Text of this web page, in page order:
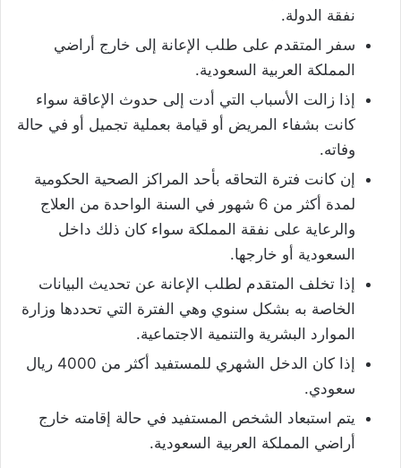
نفقة الدولة.
سفر المتقدم على طلب الإعانة إلى خارج أراضي
المملكة العربية السعودية.
إذا زالت الأسباب التي أدت إلى حدوث الإعاقة سواء
كانت بشفاء المريض أو قيامة بعملية تجميل أو في حالة
وفاته.
إن كانت فترة التحاقه بأحد المراكز الصحية الحكومية
لمدة أكثر من 6 شهور في السنة الواحدة من العلاج
والرعاية على نفقة المملكة سواء كان ذلك داخل
السعودية أو خارجها.
إذا تخلف المتقدم لطلب الإعانة عن تحديث البيانات
الخاصة به بشكل سنوي وهي الفترة التي تحددها وزارة
الموارد البشرية والتنمية الاجتماعية.
إذا كان الدخل الشهري للمستفيد أكثر من 4000 ريال
سعودي.
يتم استبعاد الشخص المستفيد في حالة إقامته خارج
أراضي المملكة العربية السعودية.